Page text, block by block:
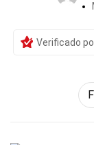
Verificado